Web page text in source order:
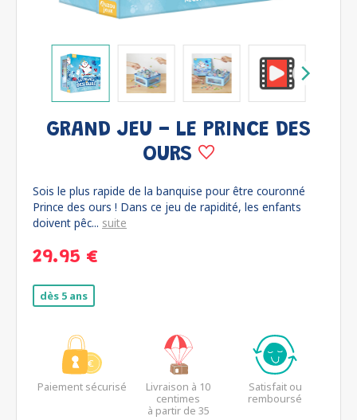
GRAND JEU - LE PRINCE DES
OURS
Sois le plus rapide de la banquise pour être couronné
Prince des ours ! Dans ce jeu de rapidité, les enfants
doivent pêc... suite
29.95 €
dès 5 ans
Paiement sécurisé
Livraison à 10
centimes
à partir de 35
Satisfait ou
remboursé